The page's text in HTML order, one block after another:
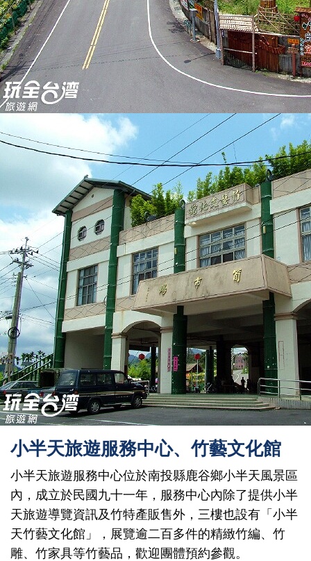
小半天旅遊服務中心、竹藝文化館
小半天旅遊服務中心位於南投縣鹿谷鄉小半天風景區
內，成立於民國九十一年，服務中心內除了提供小半
天旅遊導覽資訊及竹特產販售外，三樓也設有「小半
天竹藝文化館」，展覽逾二百多件的精緻竹編、竹
雕、竹家具等竹藝品，歡迎團體預約參觀。